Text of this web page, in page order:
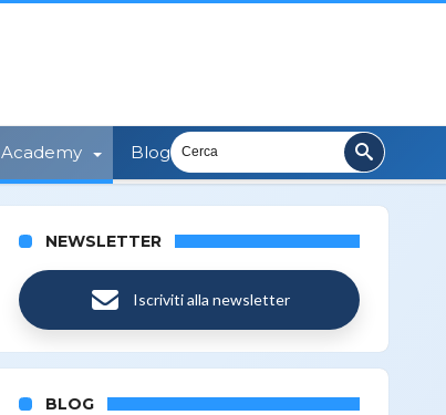
Academy Blog
NEWSLETTER
Iscriviti alla newsletter
BLOG